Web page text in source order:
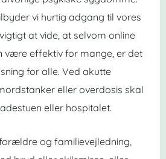
vi hurtig adgang til vores
at vide, at selvom online
være effektiv for mange, er det
for alle. Ved akutte
eller overdosis skal
eller hospitalet.
og familievejledning,